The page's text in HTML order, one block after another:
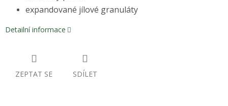
expandované jílové granuláty
Detailní informace
ZEPTAT SE SDÍLET